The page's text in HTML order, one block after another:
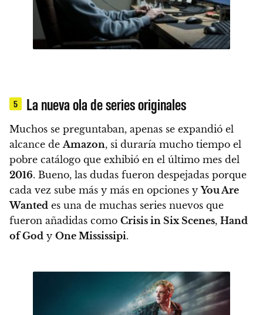
5 La nueva ola de series originales
Muchos se preguntaban, apenas se expandió el
alcance deAmazon, si duraría mucho tiempo el
pobre catálogo que exhibió en el último mes del
2016. Bueno, las dudas fueron despejadas porque
cada vez sube más y más en opciones yYou Are
Wanted es una de muchas series nuevos que
fueron añadidas como Crisis in Six Scenes, Hand
of God y One Mississipi.